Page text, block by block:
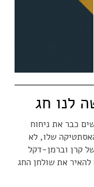
לנו חג
כבר את ניחוח
שלו, לא
קרן וברמן-דקל
את שולחן החג